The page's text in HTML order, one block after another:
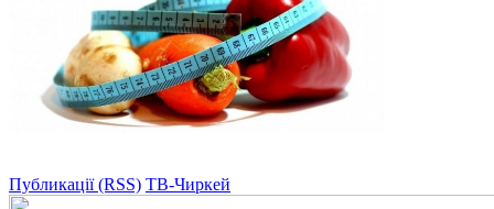
Публикації (RSS) ТВ-Чиркей